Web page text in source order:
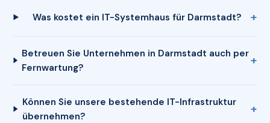
Was kostet ein IT-Systemhaus für Darmstadt?
Betreuen Sie Unternehmen in Darmstadt auch per
Fernwartung?
Können Sie unsere bestehende IT-Infrastruktur
übernehmen?